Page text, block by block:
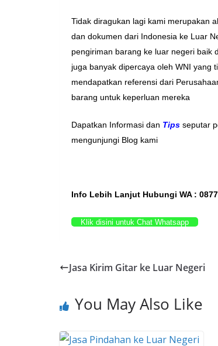
Tidak diragukan lagi kami merupakan
dan dokumen dari Indonesia ke Luar
pengiriman barang ke luar negeri baik
juga banyak dipercaya oleh WNI yang
mendapatkan referensi dari
barang untuk keperluan mereka
Dapatkan Informasi dan Tips seputar
mengunjungi Blog kami
Info Lebih Lanjut Hubungi WA :
Klik disini untuk Chat Whatsapp
Jasa Kirim Gitar ke Luar Negeri
You May Also Like